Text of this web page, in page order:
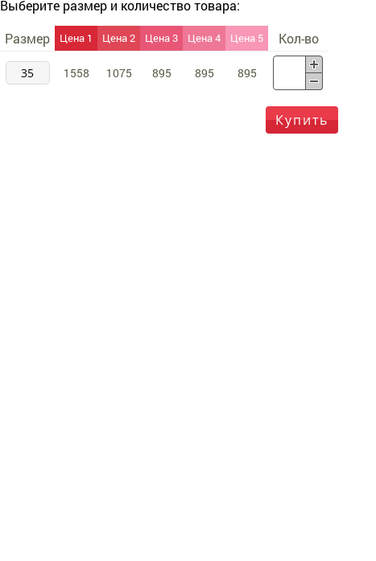
Выберите размер и количество товара:
Размер
Цена 1 Цена 2 Цена 3 Цена 4 Цена 5 Кол-во
35 1558 1075 895 895 895
Купить